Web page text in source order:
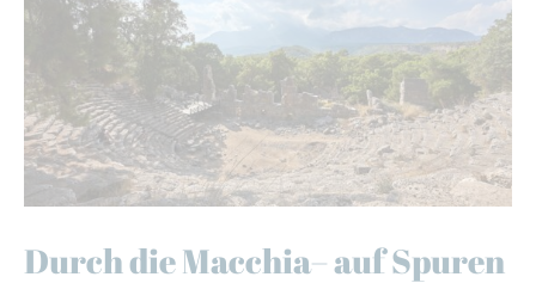
Durch die Macchia– auf Spuren